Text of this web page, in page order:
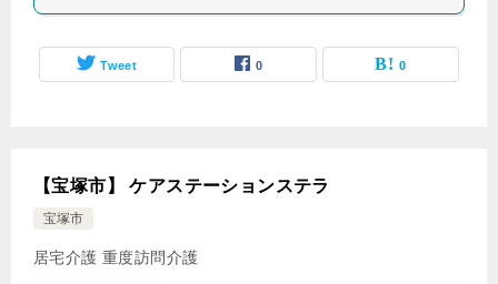
Tweet 0 0
【宝塚市】 ケアステーションステラ
宝塚市
居宅介護 重度訪問介護